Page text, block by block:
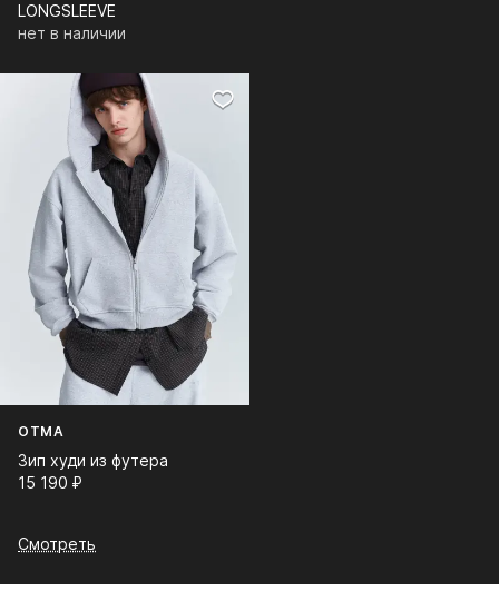
LONGSLEEVE
нет в наличии
OTMA
Зип худи из футера
15 190⁠ ⁠₽
Смотреть